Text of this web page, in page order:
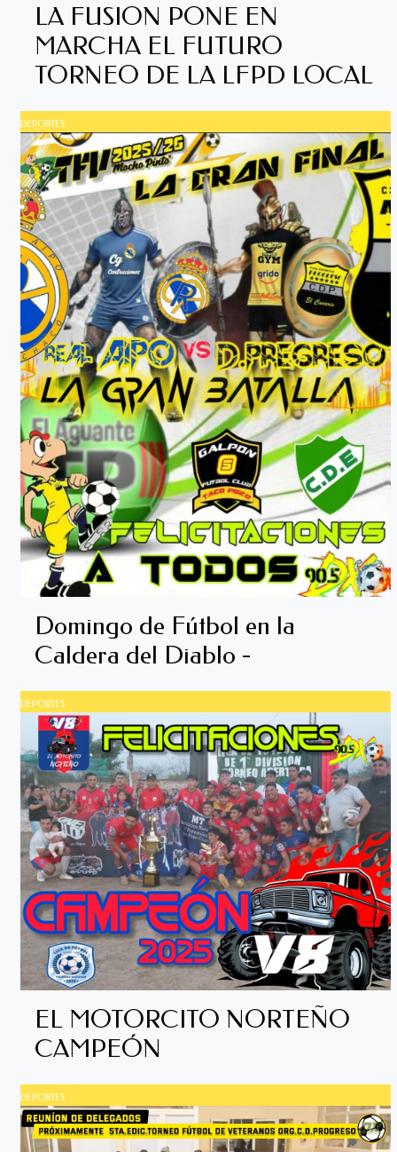
LA FUSION PONE EN
MARCHA EL FUTURO
TORNEO DE LA LFPD LOCAL
DEPORTES
Domingo de Fútbol en la
Caldera del Diablo -
DEPORTES
EL MOTORCITO NORTEÑO
CAMPEÓN
DEPORTES